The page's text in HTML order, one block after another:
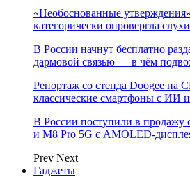
«Необоснованные
категорически опровергла
В России начнут бесплатно
дармовой связью — в чём
Репортаж со стенда Doogee на
классические смартфоны с ИИ
В России поступили в продажу
и M8 Pro 5G с AMOLED-
Prev Next
Гаджеты